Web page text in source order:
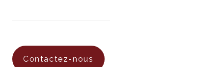
Contactez-nous